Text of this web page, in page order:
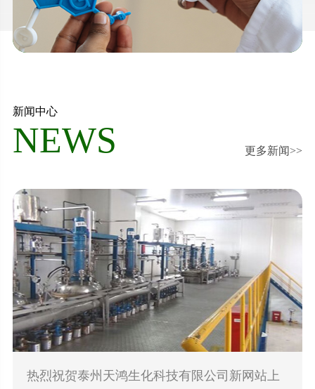
新闻中心
NEWS 更多新闻>>
热烈祝贺泰州天鸿生化科技有限公司新网站上